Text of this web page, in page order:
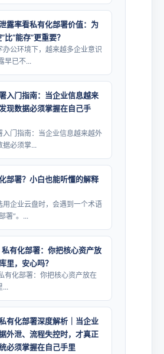
露率看私有化部署价值：为
比“能存”更重要？
办公环境下，越来越多企业意识
早已不...
入门指南：当企业信息越来
现数据必须掌握在自己手
入门指南：当企业信息越来越外
据必须掌...
部署？小白也能听懂的解释
用企业云盘时，会遇到一个术语
署”。...
有化部署：你把核心资产放
里，安心吗？
有化部署：你把核心资产放在
...
有化部署深度解析｜当企业
外泄、流程失控时，才真正
必须掌握在自己手里